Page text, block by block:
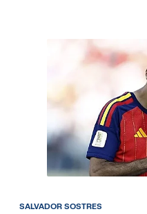
SALVADOR SOSTRES